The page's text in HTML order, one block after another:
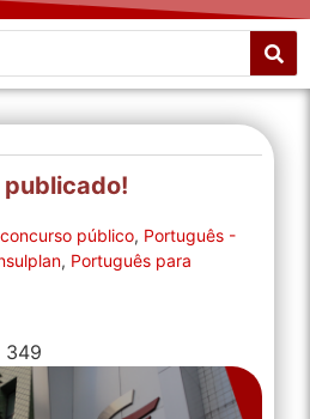
publicado!
público, Português -
, Português para
349